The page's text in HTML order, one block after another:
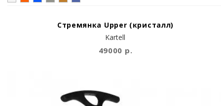
Kartell
Стремянка Upper (кристалл)
49000 р.